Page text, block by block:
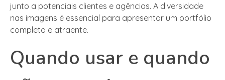
junto a potenciais clientes e agências. A diversidade
nas imagens é essencial para apresentar um portfólio
completo e atraente.
Quando usar e quando